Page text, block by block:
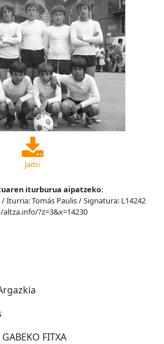
Jaitsi
iturburua aipatzeko:
Iturria: Tomás Paulis / Signatura: L14242
?z=3&x=14230
FITXA